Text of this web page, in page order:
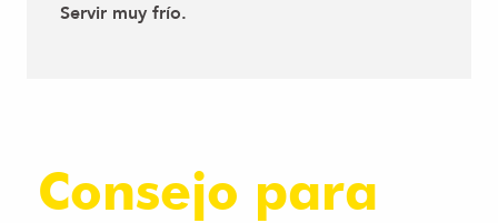
Servir muy frío.
Consejo para